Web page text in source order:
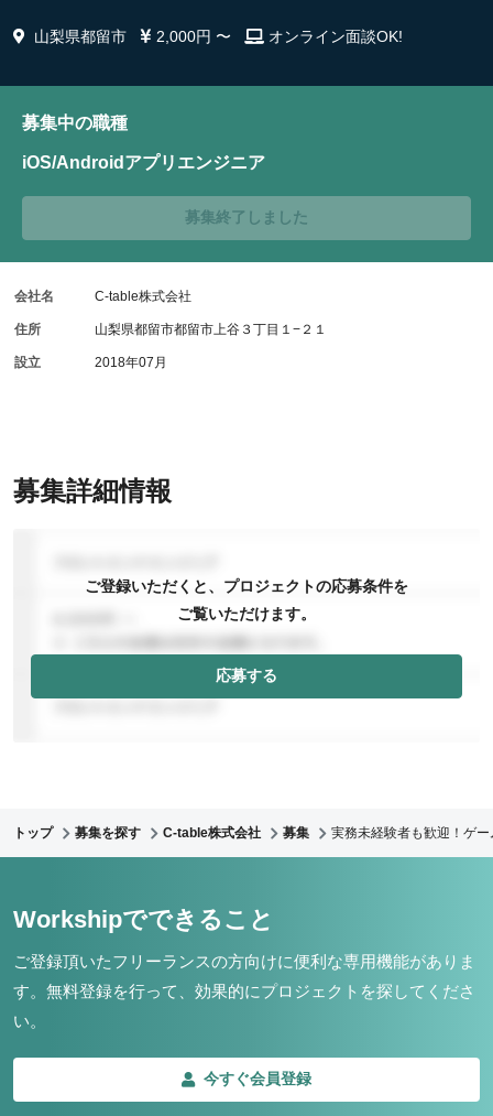
山梨県都留市 2,000円 〜 オンライン面談OK!
募集詳細情報
ご登録いただくと、プロジェクトの応募条件を
ご覧いただけます。
応募する
募集中の職種
iOS/Androidアプリエンジニア
募集終了しました
会社名 C-table株式会社
住所 山梨県都留市都留市上谷３丁目１−２１
設立 2018年07月
トップ 募集を探す C-table株式会社 募集 実務未経験者も歓迎！ゲ
Workshipでできること
ご登録頂いたフリーランスの方向けに便利な専用機能がありま
す。 無料登録を行って、効果的にプロジェクトを探してくださ
い。
今すぐ会員登録